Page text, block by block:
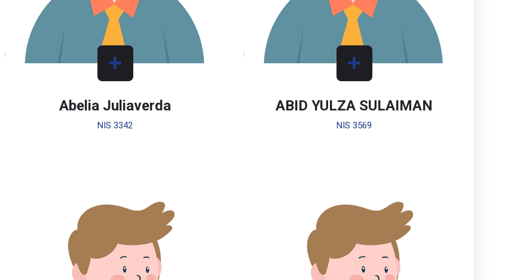
Abelia Juliaverda
NIS 3342
ABID YULZA SULAIMAN
NIS 3569